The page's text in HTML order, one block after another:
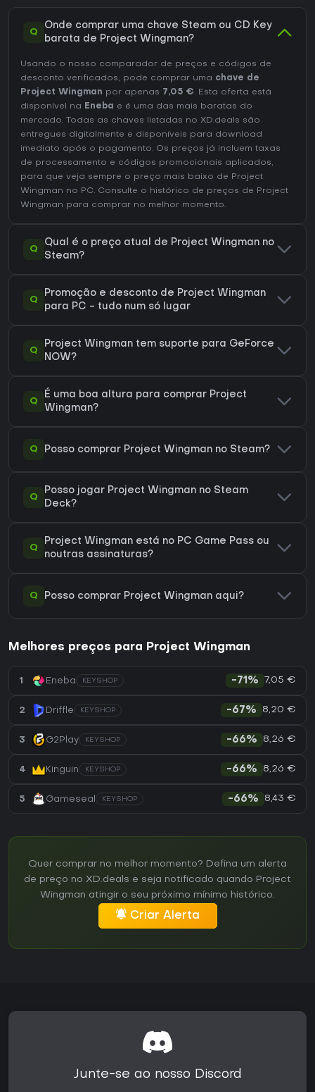
Q
Onde comprar uma chave Steam ou CD Key
barata de Project Wingman?
Usando o nosso comparador de preços e códigos de
desconto verificados, pode comprar uma chave de
Project Wingman por apenas 7,05 €. Esta oferta está
disponível na Eneba
e é uma das mais baratas do
mercado. Todas as chaves listadas no XD.deals são
entregues digitalmente e disponíveis para download
imediato após o pagamento. Os preços já incluem taxas
de processamento e códigos promocionais aplicados,
para que veja sempre o preço mais baixo de Project
Wingman no PC. Consulte o histórico de preços de Project
Wingman para comprar no melhor momento.
Q
Qual é o preço atual de Project Wingman no
Steam?
Q
Promoção e desconto de Project Wingman
para PC - tudo num só lugar
Q
Project Wingman tem suporte para GeForce
NOW?
Q
É uma boa altura para comprar Project
Wingman?
Q Posso comprar Project Wingman no Steam?
Q
Posso jogar Project Wingman no Steam
Deck?
Q
Project Wingman está no PC Game Pass ou
noutras assinaturas?
Q Posso comprar Project Wingman aqui?
Melhores preços para Project Wingman
1 Eneba KEYSHOP -71% 7,05 €
2 Driffle KEYSHOP -67% 8,20 €
3 G2Play KEYSHOP -66% 8,26 €
4 Kinguin KEYSHOP -66% 8,26 €
5 Gameseal KEYSHOP -66% 8,43 €
Quer comprar no melhor momento? Defina um alerta
de preço no XD.deals e seja notificado quando Project
Wingman atingir o seu próximo mínimo histórico.
Criar Alerta
Junte-se ao nosso Discord